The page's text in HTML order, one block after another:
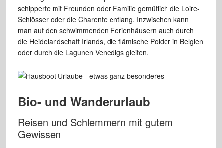
schipperte mit Freunden oder Familie gemütlich die Loire-
Schlösser oder die Charente entlang. Inzwischen kann
man auf den schwimmenden Ferienhäusern auch durch
die Heidelandschaft Irlands, die flämische Polder in Belgien
oder durch die Lagunen Venedigs gleiten.
Bio- und Wanderurlaub
Reisen und Schlemmern mit gutem
Gewissen